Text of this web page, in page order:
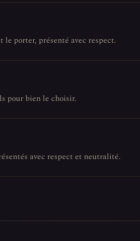
porter, présenté avec respect.
pour bien le choisir.
avec respect et neutralité.